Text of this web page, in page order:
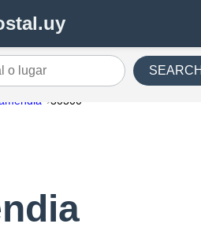
lugar
30300